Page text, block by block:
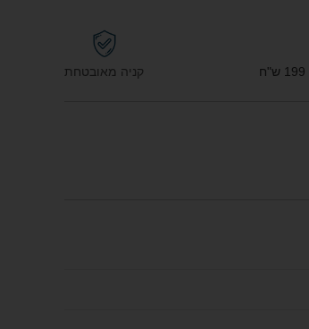
קניה מאובטחת